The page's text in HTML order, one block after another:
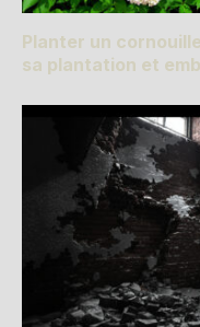
Planter un
sa plantation et